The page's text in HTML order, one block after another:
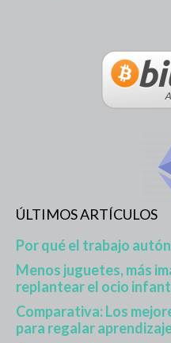
ÚLTIMOS ARTÍCULOS
Por qué el trabajo
Menos juguetes, más
replantear el ocio
Comparativa: Los
para regalar